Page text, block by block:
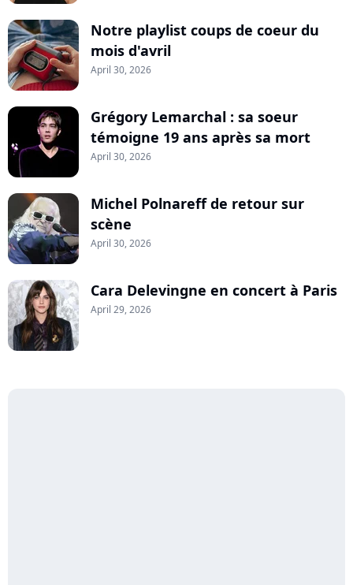
Notre playlist coups de coeur du
mois d'avril
April 30, 2026
Grégory Lemarchal : sa soeur
témoigne 19 ans après sa mort
April 30, 2026
Michel Polnareff de retour sur
scène
April 30, 2026
Cara Delevingne en concert à Paris
April 29, 2026